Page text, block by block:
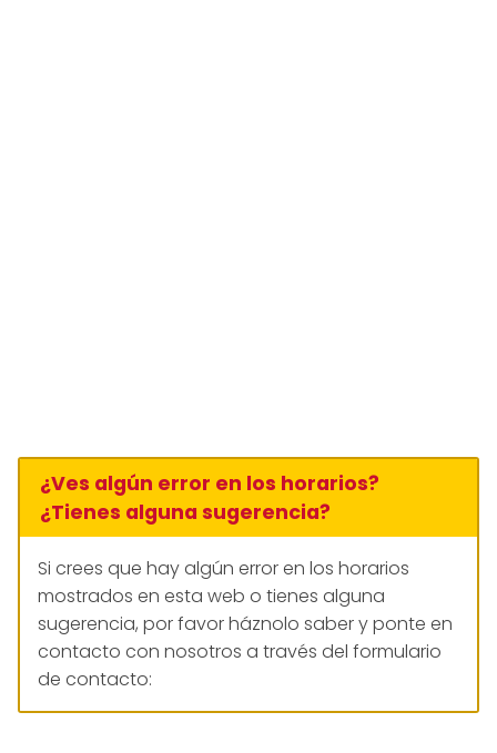
¿Ves algún error en los horarios?
¿Tienes alguna sugerencia?
Si crees que hay algún error en los horarios
mostrados en esta web o tienes alguna
sugerencia, por favor háznolo saber y ponte en
contacto con nosotros a través del formulario
de contacto: